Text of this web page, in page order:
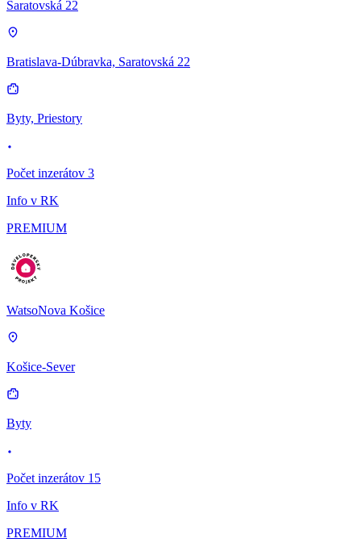
Saratovská 22
Bratislava-Dúbravka, Saratovská 22
Byty, Priestory
Počet inzerátov 3
Info v RK
PREMIUM
WatsoNova Košice
Košice-Sever
Byty
Počet inzerátov 15
Info v RK
PREMIUM